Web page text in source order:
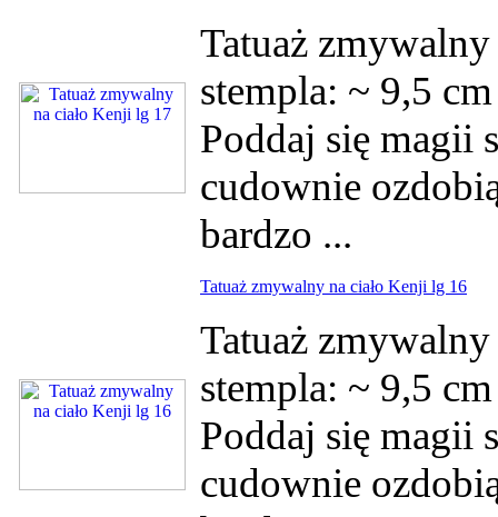
Tatuaż
stempla: ~ 9,5
Poddaj się magii
cudownie
bardzo ...
Tatuaż zmywalny na ciało Kenji lg 16
Tatuaż
stempla: ~ 9,5
Poddaj się magii
cudownie